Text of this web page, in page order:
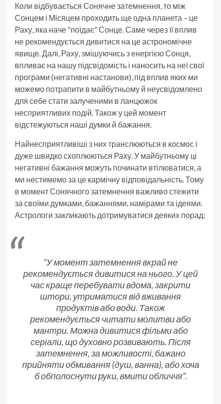
Коли відбувається Сонячне затемнення, то між
Сонцем і Місяцем проходить ще одна планета – це
Раху, яка наче “поїдає” Сонце. Саме через її вплив
не рекомендується дивитися на це астрономічне
явище. Далі, Раху, змішуючись з енергією Сонця,
впливає на нашу підсвідомість і наносить на неї свої
програми (негативні настанови), під вплив яких ми
можемо потрапити в майбутньому й неусвідомлено
для себе стати залученими в ланцюжок
несприятливих подій. Також у цей момент
відстежуються наші думки й бажання.
Найнесприятливіші з них транслюються в космос і
дуже швидко схоплюються Раху. У майбутньому ці
негативні бажання можуть починати втілюватися, а
ми нестимемо за це кармічну відповідальність. Тому
в момент Сонячного затемнення важливо стежити
за своїми думками, бажаннями, намірами та ідеями.
Астрологи закликають дотримуватися деяких порад:
“У момент затемнення вкрай не
рекомендується дивитися на нього. У цей
час краще перебувати вдома, закрити
штори, утриматися від вживання
продуктів або води. Також
рекомендується читати молитви або
мантри. Можна дивитися фільми або
серіали, що духовно розвивають. Після
затемнення, за можливості, бажано
прийняти обмивання (душ, ванна), або хоча
б обполоснути руки, вмити обличчя”.